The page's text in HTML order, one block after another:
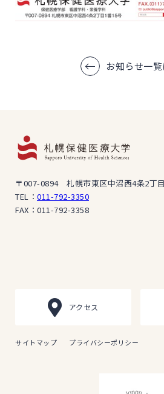
お知らせ一
〒007-0894 札幌市東区中沼西4条2丁
TEL： 011-792-3350
FAX：011-792-3358
アクセス
サイトマップ プライバシーポリシー